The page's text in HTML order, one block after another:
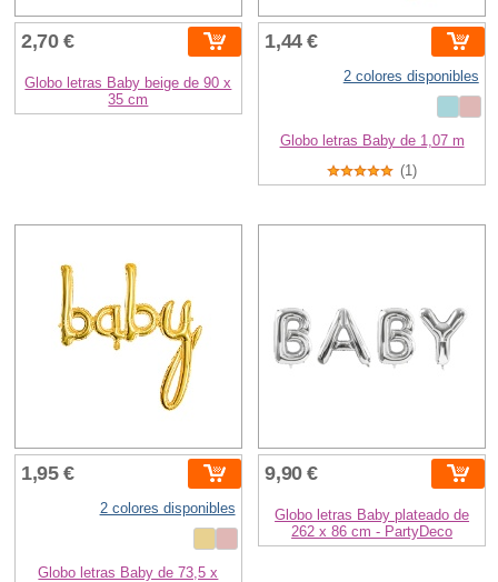
2,70 €
Globo letras Baby beige de 90 x
35 cm
1,44 €
2 colores disponibles
Globo letras Baby de 1,07 m
(1)
1,95 €
2 colores disponibles
Globo letras Baby de 73,5 x
9,90 €
Globo letras Baby plateado de
262 x 86 cm - PartyDeco